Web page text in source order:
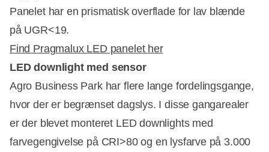
Panelet har en prismatisk overflade for lav blænde
på UGR<19.
Find Pragmalux LED panelet her
LED downlight med sensor
Agro Business Park har flere lange fordelingsgange,
hvor der er begrænset dagslys. I disse gangarealer
er der blevet monteret LED downlights med
farvegengivelse på CRI>80 og en lysfarve på 3.000